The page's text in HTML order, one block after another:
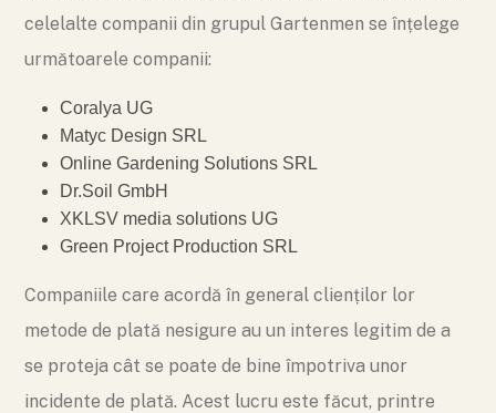
celelalte companii din grupul Gartenmen se înțelege
următoarele companii:
Coralya UG
Matyc Design SRL
Online Gardening Solutions SRL
Dr.Soil GmbH
XKLSV media solutions UG
Green Project Production SRL
Companiile care acordă în general clienților lor
metode de plată nesigure au un interes legitim de a
se proteja cât se poate de bine împotriva unor
incidente de plată. Acest lucru este făcut, printre